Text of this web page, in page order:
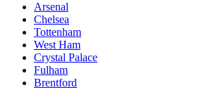
Arsenal
Chelsea
Tottenham
West Ham
Crystal Palace
Fulham
Brentford